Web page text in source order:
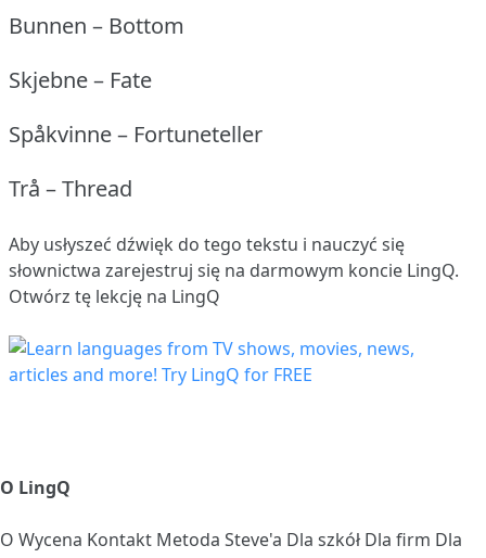
Bunnen – Bottom
Skjebne – Fate
Spåkvinne – Fortuneteller
Trå – Thread
Aby usłyszeć dźwięk do tego tekstu i nauczyć się
słownictwa zarejestruj się na darmowym koncie LingQ.
Otwórz tę lekcję na LingQ
O LingQ
O Wycena Kontakt Metoda Steve'a Dla szkół Dla firm Dla